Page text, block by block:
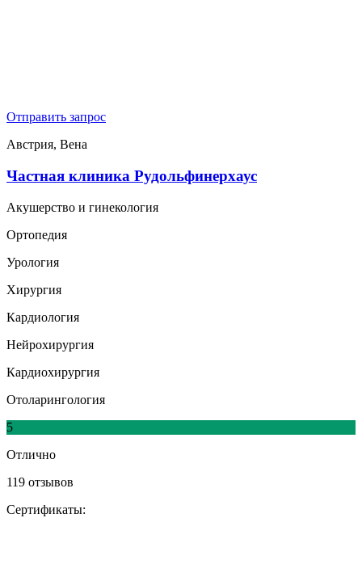
Отправить запрос
Австрия, Вена
Частная клиника Рудольфинерхаус
Акушерство и гинекология
Ортопедия
Урология
Хирургия
Кардиология
Нейрохирургия
Кардиохирургия
Отоларингология
5
Отлично
119 отзывов
Сертификаты: